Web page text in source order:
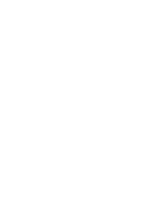
는
B2C Commerce와
조직 간에 동기화되
계정 중복 규칙 설정